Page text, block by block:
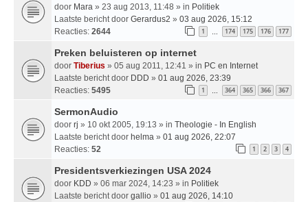
door Mara » 23 aug 2013, 11:48 » in Politiek
Laatste bericht door Gerardus2 » 03 aug 2026, 15:12
Reacties: 2644 1 … 174 175 176 177
Preken beluisteren op internet
door Tiberius » 05 aug 2011, 12:41 » in PC en Internet
Laatste bericht door DDD » 01 aug 2026, 23:39
Reacties: 5495 1 … 364 365 366 367
SermonAudio
door rj » 10 okt 2005, 19:13 » in Theologie - In English
Laatste bericht door helma » 01 aug 2026, 22:07
Reacties: 52 1 2 3 4
Presidentsverkiezingen USA 2024
door KDD » 06 mar 2024, 14:23 » in Politiek
Laatste bericht door gallio » 01 aug 2026, 14:10